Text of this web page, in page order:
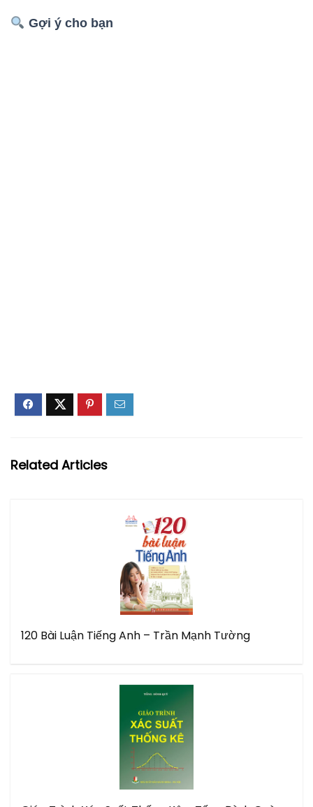
Gợi ý cho bạn
Related Articles
120 Bài Luận Tiếng Anh – Trần Mạnh Tường